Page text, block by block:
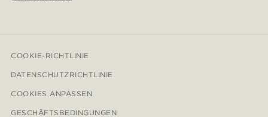
COOKIE-RICHTLINIE
DATENSCHUTZRICHTLINIE
COOKIES ANPASSEN
GESCHÄFTSBEDINGUNGEN